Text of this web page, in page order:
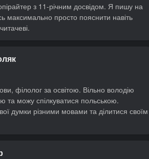
з 11-річним досвідом. Я пишу на
максимально просто пояснити навіть
філолог за освітою. Вільно володію
та можу спілкуватися польською.
думки різними мовами та ділитися своїм